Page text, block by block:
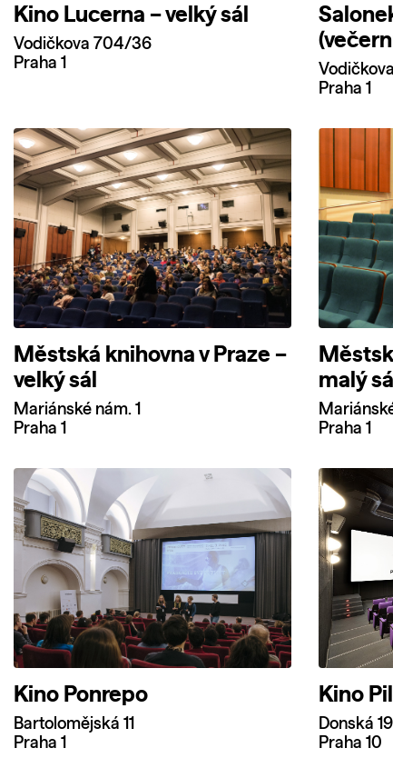
Kino Lucerna – velký sál
Vodičkova 704/36
Praha 1
Praha 1
Městská knihovna v Praze –
velký sál
Mariánské nám. 1
Praha 1
malý sál
Praha 1
Kino Ponrepo
Bartolomějská 11
Praha 1
Kino
Donská 19
Praha 10